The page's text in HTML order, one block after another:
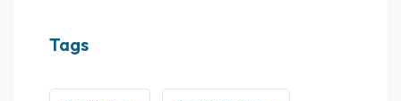
Tags